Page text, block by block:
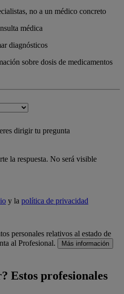
no a un médico concreto
médica
diagnósticos
sobre dosis de medicamentos
dirigir tu pregunta
la respuesta. No será visible
y la política de privacidad
personales relativos al estado de
al Profesional.
Más información
Estos profesionales